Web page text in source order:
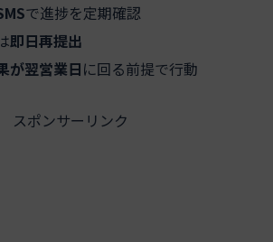
で進捗を定期確認
即日再提出
が翌営業日に回る前提で行動
スポンサーリンク